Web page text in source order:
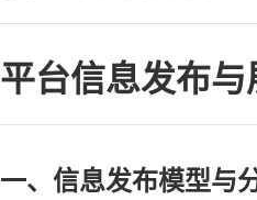
平台信息发布
一、信息发布模型与